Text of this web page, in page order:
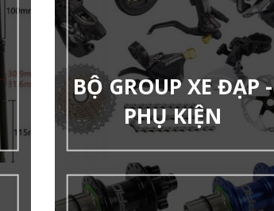
BỘ GROUP XE ĐẠP -
PHỤ KIỆN